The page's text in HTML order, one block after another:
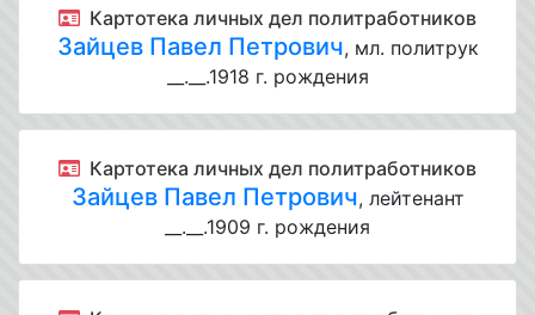
Картотека личных дел политработников
Зайцев Павел Петрович, мл. политрук
__.__.1918 г. рождения
Картотека личных дел политработников
Зайцев Павел Петрович, лейтенант
__.__.1909 г. рождения